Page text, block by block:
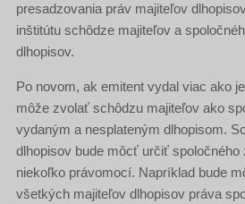
presadzovania práv majiteľov
inštitútu schôdze majiteľov a
dlhopisov.
Po novom, ak emitent vydal viac ako
môže zvolať schôdzu majiteľov ako
vydaným a nesplateným dlhopisom.
dlhopisov bude môcť určiť spoločného
niekoľko právomocí. Napríklad bude
všetkých majiteľov dlhopisov práva